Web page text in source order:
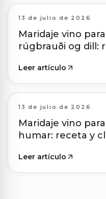
13 de julio de 2026
Maridaje vino
rúgbrauði og dill:
Leer artículo
13 de julio de 2026
Maridaje vino
humar: receta y
Leer artículo